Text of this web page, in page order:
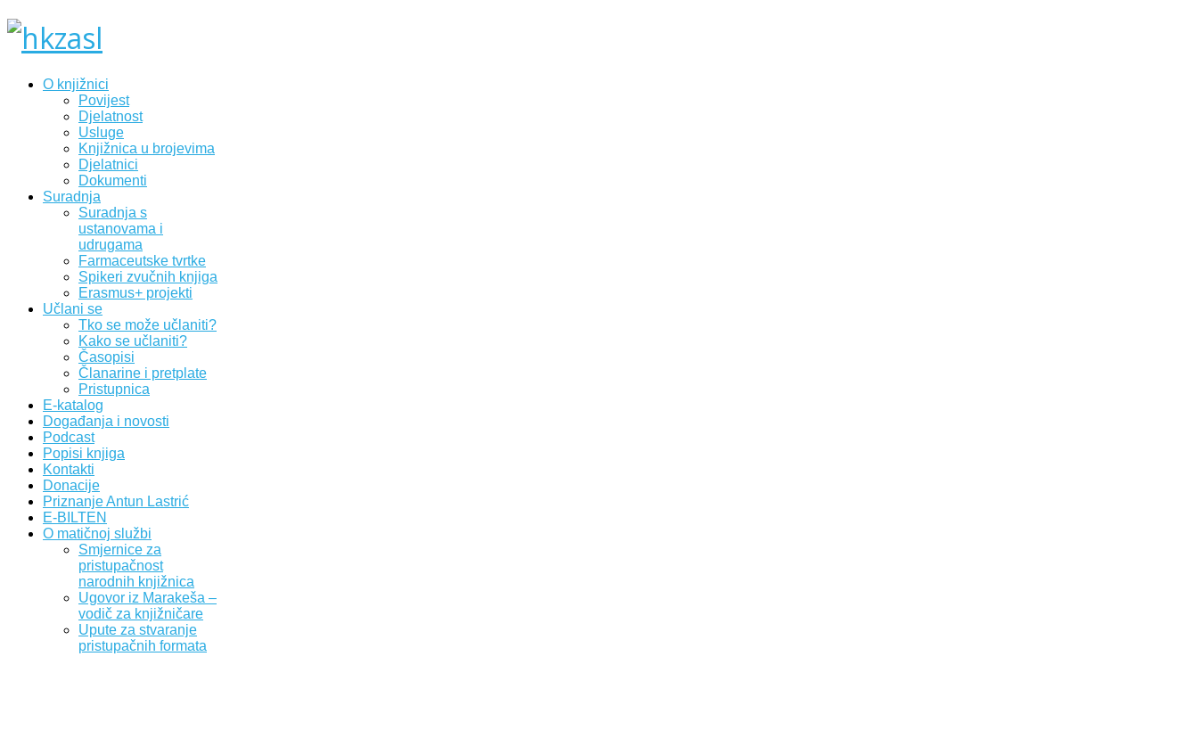
O knjižnici
Povijest
Djelatnost
Usluge
Knjižnica u brojevima
Djelatnici
Dokumenti
Suradnja
Suradnja s
ustanovama i
udrugama
Farmaceutske tvrtke
Spikeri zvučnih knjiga
Erasmus+ projekti
Učlani se
Tko se može učlaniti?
Kako se učlaniti?
Časopisi
Članarine i pretplate
Pristupnica
E-katalog
Događanja i novosti
Podcast
Popisi knjiga
Kontakti
Donacije
Priznanje Antun Lastrić
E-BILTEN
O matičnoj službi
Smjernice za
pristupačnost
narodnih knjižnica
Ugovor iz Marakeša –
vodič za knjižničare
Upute za stvaranje
pristupačnih formata